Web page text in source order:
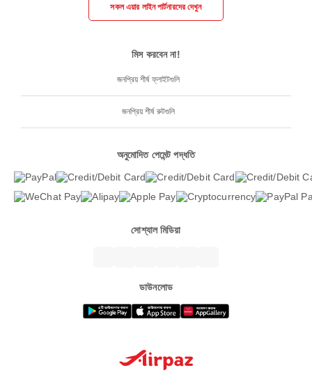
সকল এয়ার লাইন পার্টনারদের দেখুন
মিস করবেন না!
জনপ্রিয় শীর্ষ ফ্লাইটগুলি
জনপ্রিয় শীর্ষ রুটগুলি
অনুমোদিত পেমেন্ট পদ্ধতি
সোশ্যাল মিডিয়া
ডাউনলোড